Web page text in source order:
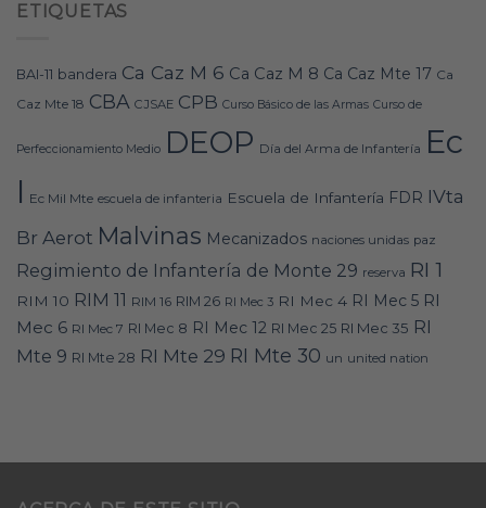
ETIQUETAS
BAI-11 bandera Ca Caz M 6 Ca Caz M 8 Ca Caz Mte 17 Ca
Caz Mte 18 CBA CJSAE CPB Curso Básico de las Armas Curso de
Perfeccionamiento Medio DEOP Día del Arma de Infantería Ec
I Ec Mil Mte escuela de infanteria Escuela de Infantería FDR IVta
Br Aerot Malvinas Mecanizados naciones unidas paz
Regimiento de Infantería de Monte 29 reserva RI 1
RIM 10 RIM 11 RIM 16 RIM 26 RI Mec 3 RI Mec 4 RI Mec 5 RI
Mec 6 RI Mec 7 RI Mec 8 RI Mec 12 RI Mec 25 RI Mec 35 RI
Mte 9 RI Mte 28 RI Mte 29 RI Mte 30 un united nation